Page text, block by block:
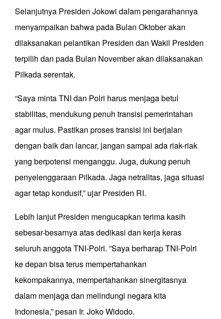
Selanjutnya Presiden Jokowi dalam pengarahannya
menyampaikan bahwa pada Bulan Oktober akan
dilaksanakan pelantikan Presiden dan Wakil Presiden
terpilih dan pada Bulan November akan dilaksanakan
Pilkada serentak.
“Saya minta TNI dan Polri harus menjaga betul
stabilitas, mendukung penuh transisi pemerintahan
agar mulus. Pastikan proses transisi ini berjalan
dengan baik dan lancar, jangan sampai ada riak-riak
yang berpotensi menganggu. Juga, dukung penuh
penyelenggaraan Pilkada. Jaga netralitas, jaga situasi
agar tetap kondusif,” ujar Presiden RI.
Lebih lanjut Presiden mengucapkan terima kasih
sebesar-besarnya atas dedikasi dan kerja keras
seluruh anggota TNI-Polri. ”Saya berharap TNI-Polri
ke depan bisa terus mempertahankan
kekompakannya, mempertahankan sinergitasnya
dalam menjaga dan melindungi negara kita
Indonesia,” pesan Ir. Joko Widodo.